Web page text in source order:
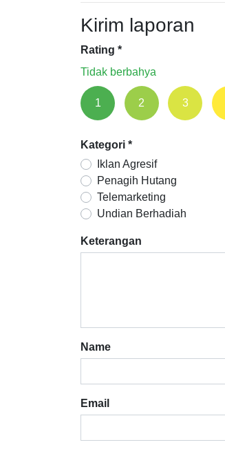
Kirim laporan
Rating *
Tidak berbahya
1 2 3
Kategori *
Iklan Agresif
Penagih Hutang
Telemarketing
Undian Berhadiah
Keterangan
Name
Email